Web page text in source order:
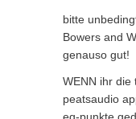
bitte
Bowers and
genauso gut!
WENN ihr die
peatsaudio